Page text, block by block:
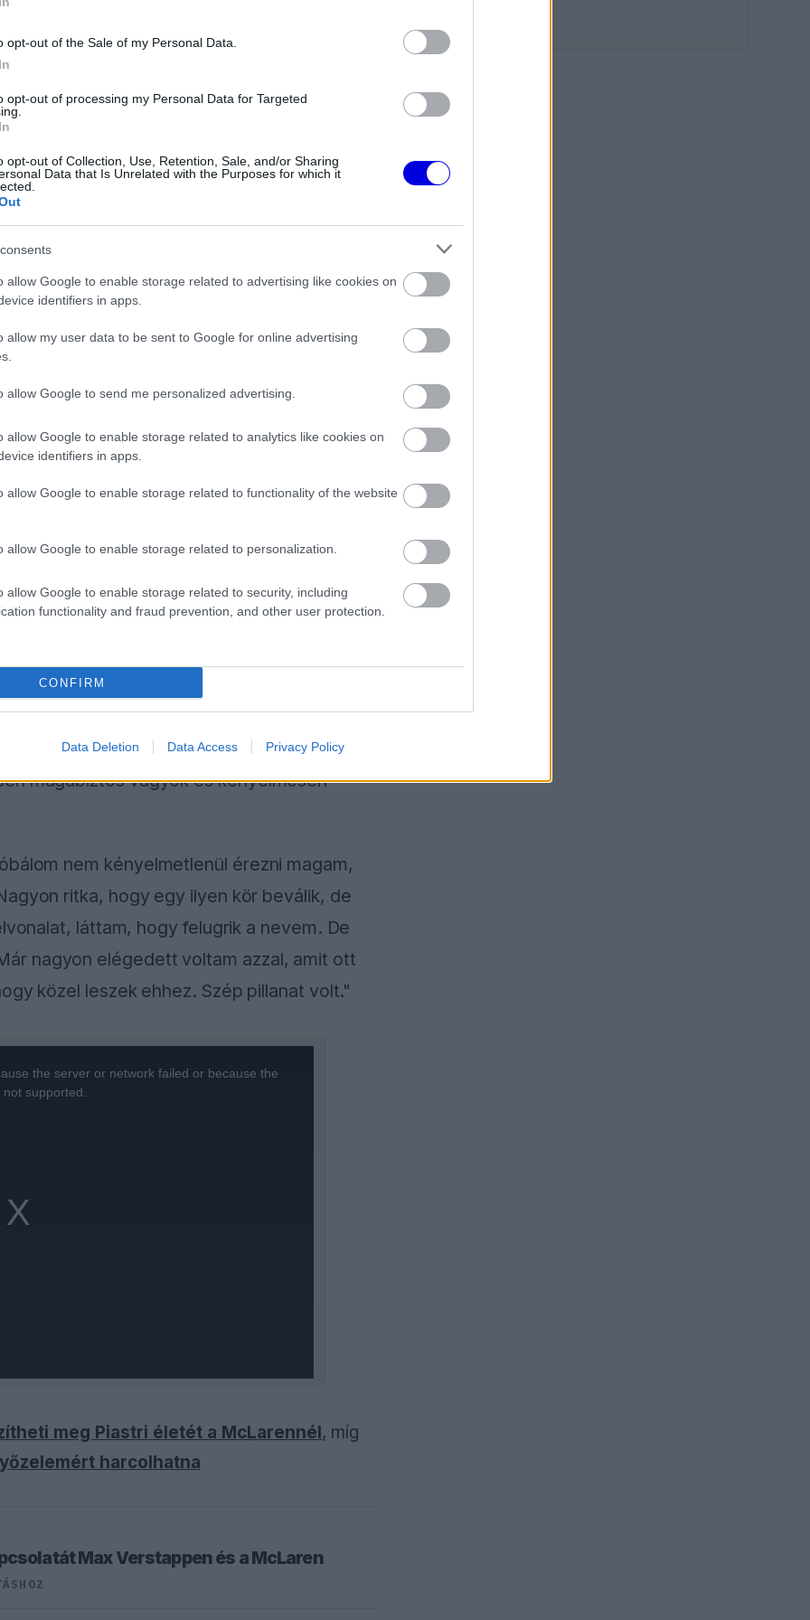
opt-out of the Sale of my Personal Data.
opt-out of processing my Personal Data for Targeted
opt-out of Collection, Use, Retention, Sale, and/or Sharing
Data that Is Unrelated with the Purposes for which it
allow Google to enable storage related to advertising like cookies on
identifiers in apps.
allow my user data to be sent to Google for online advertising
allow Google to send me personalized advertising.
allow Google to enable storage related to analytics like cookies on
identifiers in apps.
allow Google to enable storage related to functionality of the website
allow Google to enable storage related to personalization.
allow Google to enable storage related to security, including
functionality and fraud prevention, and other user protection.
CONFIRM
Data Deletion Data Access Privacy Policy
a Red Bullhoz,
harcolhatna
A saját protezsáltja állhat Max
Verstappen útjába a jövőben
Verstappen így válaszolt a
szeretnéd vezetni az autót, kipróbálhatom
és kuncogva, az összegyűlt
megengedett a sajtótájékoztatón?"
találtunk. Próbáltam a lehető
elkötelezettnek kell lenni, különösen az
autójára, az RB21-et „feszítettnek"
a probléma megoldására. Ennek ellenére
volt elért eredménye miatt.
„Az a probléma sokkal jobb lett, de
mindig az, amin dolgoznunk kell. Alacsony
részletet el lehet rejteni. De még mindig
magabiztos vagyok és kényelmesen
nem kényelmetlenül érezni magam,
ritka, hogy egy ilyen kör beválik, de
láttam, hogy felugrik a nevem. De
nagyon elégedett voltam azzal, amit ott
közel leszek ehhez. Szép pillanat volt."
the server or network failed or because the
supported.
meg Piastri életét a McLarennél, míg
harcolhatna
Max Verstappen és a McLaren